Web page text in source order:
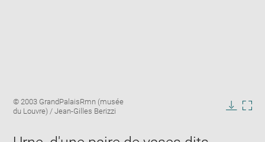
window
Image
caption:
© 2003 GrandPalaisRmn (musée
du Louvre) / Jean-Gilles Berizzi